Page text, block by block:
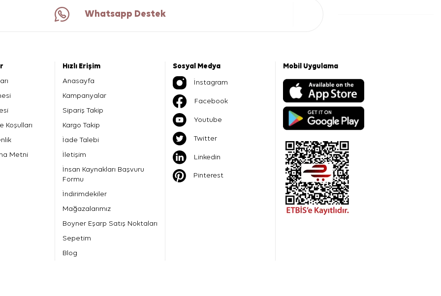
Whatsapp Destek
Koşulları
Metni
Hızlı Erişim
Anasayfa
Kampanyalar
Sipariş Takip
Kargo Takip
İade Talebi
İletişim
İnsan Kaynakları Başvuru
Formu
İndirimdekiler
Mağazalarımız
Boyner Eşarp Satış Noktaları
Sepetim
Blog
Sosyal Medya
İnstagram
Facebook
Youtube
Twitter
Linkedin
Pinterest
Mobil Uygulama